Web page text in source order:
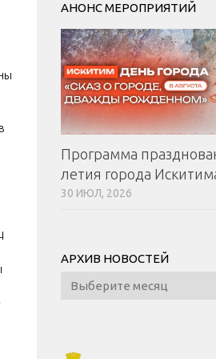
АНОНС МЕРОПРИЯТИЙ
Программа
летия города
30 ИЮЛ, 2026
АРХИВ НОВОСТЕЙ
Архив
новостей